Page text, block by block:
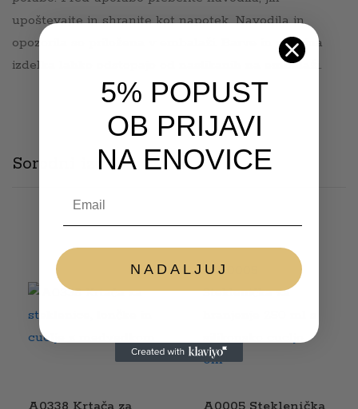
upoštevajte in shranite kot napotek. Navodila in
opozorila so priložena v embalaži. Barve in vsebina
izdelka lahko odstopajo od naslikanih na embalaži.
Sorodni izdelki
5% POPUST
OB PRIJAVI
NA ENOVICE
NADALJUJ